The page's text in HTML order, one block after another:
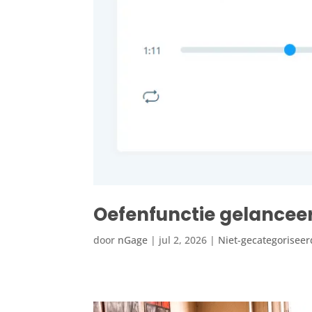
Oefenfunctie
door nGage | jul 2, 2026 | Niet-